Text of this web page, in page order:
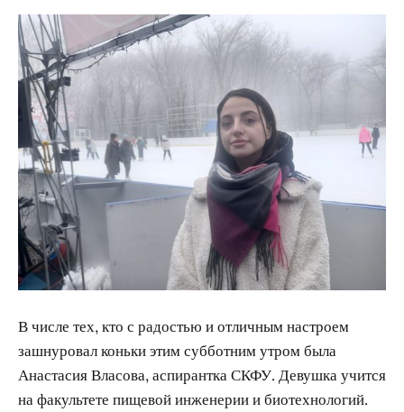
В числе тех, кто с радостью и отличным настроем
зашнуровал коньки этим субботним утром была
Анастасия Власова, аспирантка СКФУ. Девушка учится
на факультете пищевой инженерии и биотехнологий.